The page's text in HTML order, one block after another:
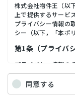
株式会社物件王（以
上で提供するサービ
プライバシー情報の
シー（以下，「本ポ
第1条（プライバ
プライバシー情報の
「個人情報」を指す
当該情報に含まれる
の記述等により特定
同意する